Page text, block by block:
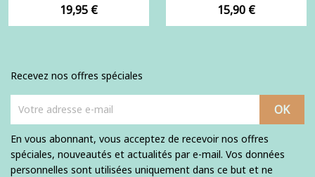
Prix
19,95 € Prix
15,90 €
Recevez nos offres spéciales
En vous abonnant, vous acceptez de recevoir nos offres
spéciales, nouveautés et actualités par e-mail. Vos données
personnelles sont utilisées uniquement dans ce but et ne